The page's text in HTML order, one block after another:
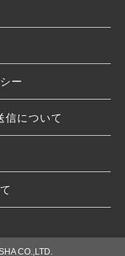
ー
信について
CO.,LTD.